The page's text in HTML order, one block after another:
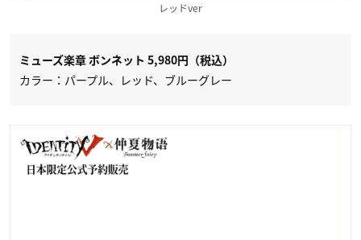
レッドver
ミューズ楽章 ボンネット 5,980円（税込）
カラー：パープル、レッド、ブルーグレー